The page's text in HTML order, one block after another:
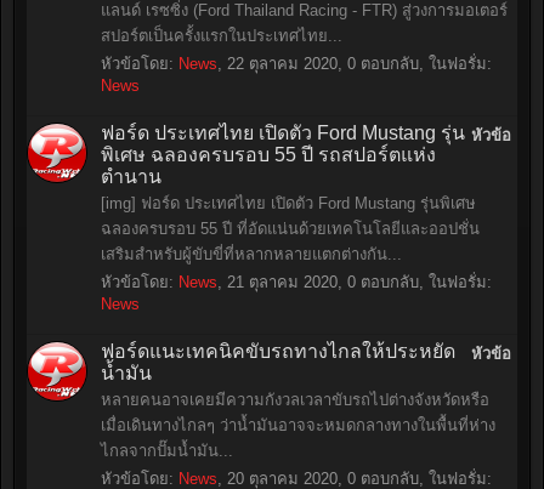
แลนด์ เรซซิ่ง (Ford Thailand Racing - FTR) สู่วงการมอเตอร์
สปอร์ตเป็นครั้งแรกในประเทศไทย...
หัวข้อโดย: News, 22 ตุลาคม 2020, 0 ตอบกลับ, ในฟอรั่ม:
News
หัวข้อ
ฟอร์ด ประเทศไทย เปิดตัว Ford Mustang รุ่น
พิเศษ ฉลองครบรอบ 55 ปี รถสปอร์ตแห่ง
ตำนาน
[img] ฟอร์ด ประเทศไทย เปิดตัว Ford Mustang รุ่นพิเศษ
ฉลองครบรอบ 55 ปี ที่อัดแน่นด้วยเทคโนโลยีและออปชั่น
เสริมสำหรับผู้ขับขี่ที่หลากหลายแตกต่างกัน...
หัวข้อโดย: News, 21 ตุลาคม 2020, 0 ตอบกลับ, ในฟอรั่ม:
News
หัวข้อ
ฟอร์ดแนะเทคนิคขับรถทางไกลให้ประหยัด
น้ำมัน
หลายคนอาจเคยมีความกังวลเวลาขับรถไปต่างจังหวัดหรือ
เมื่อเดินทางไกลๆ ว่าน้ำมันอาจจะหมดกลางทางในพื้นที่ห่าง
ไกลจากปั๊มน้ำมัน...
หัวข้อโดย: News, 20 ตุลาคม 2020, 0 ตอบกลับ, ในฟอรั่ม: